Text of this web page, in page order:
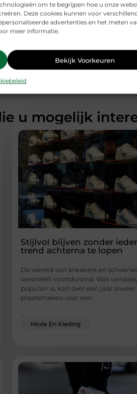
om te begrijpen hoe u onze
Deze cookies kunnen voor
advertenties en het meten
meer informatie.
Bekijk Voorkeuren
u mogelijk
Stijlvol blijven zonder
trend achterna te lopen
De wereld van sneakers en
verandert voortdurend. Wat
populair is, kan over een jaar alweer
plaatsmaken voor een
...
Mode En Kleding